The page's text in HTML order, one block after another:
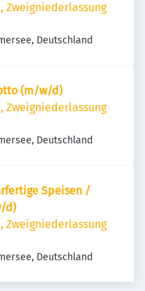
Zweigniederlassung
Deutschland
(m/w/d)
Zweigniederlassung
Deutschland
Speisen /
d)
Zweigniederlassung
Deutschland